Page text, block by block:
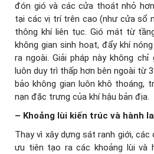
đón gió và các cửa thoát nhỏ
tại các vị trí trên cao (như cửa sổ
thông khí liên tục. Gió mát từ
không gian sinh hoạt, đẩy khí
ra ngoài. Giải pháp này không
luôn duy trì thấp hơn bên ngoài từ
bảo không gian luôn khô thoáng,
nạn đặc trưng của khí hậu bản địa.
– Khoảng lùi kiến trúc và hành
Thay vì xây dựng sát ranh giới,
ưu tiên tạo ra các khoảng lùi và